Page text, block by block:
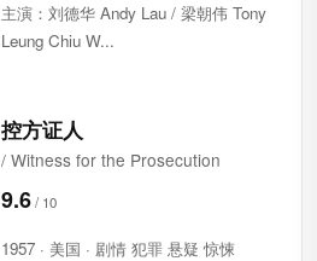
主演：刘德华 Andy Lau / 梁朝伟 Tony
Leung Chiu W...
控方证人
/ Witness for the Prosecution
9.6
1957 · 美国 · 剧情 犯罪 悬疑 惊悚